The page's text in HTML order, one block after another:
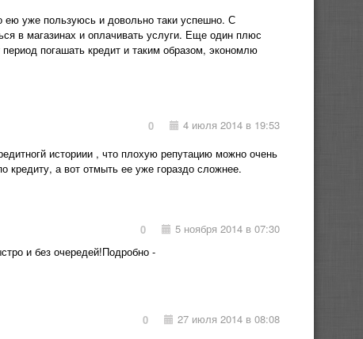
ею уже пользуюсь и довольно таки успешно. С
в магазинах и оплачивать услуги. Еще один плюс
погашать кредит и таким образом, экономлю
4 июля 2014 в 19:53
0
историии , что плохую репутацию можно очень
кредиту, а вот отмыть ее уже гораздо сложнее.
5 ноября 2014 в 07:30
0
и без очередей!Подробно -
27 июля 2014 в 08:08
0